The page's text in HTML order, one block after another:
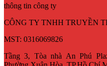
thông tin công ty
CÔNG TY TNHH TRUYỀN
MST: 0316069826
Tầng 3, Tòa nhà An Phú